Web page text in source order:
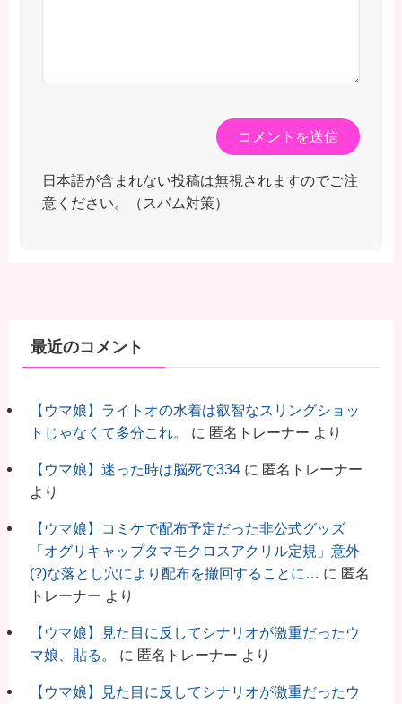
日本語が含まれない投稿は無視されますのでご注
意ください。（スパム対策）
最近のコメント
【ウマ娘】ライトオの水着は叡智なスリングショッ
トじゃなくて多分これ。
に 匿名トレーナー より
【ウマ娘】迷った時は脳死で334に 匿名トレーナー
より
【ウマ娘】コミケで配布予定だった非公式グッズ
「オグリキャップタマモクロスアクリル定規」意外
(?)な落とし穴により配布を撤回することに… に 匿名
トレーナー より
【ウマ娘】見た目に反してシナリオが激重だったウ
マ娘、貼る。
に 匿名トレーナー より
【ウマ娘】見た目に反してシナリオが激重だったウ